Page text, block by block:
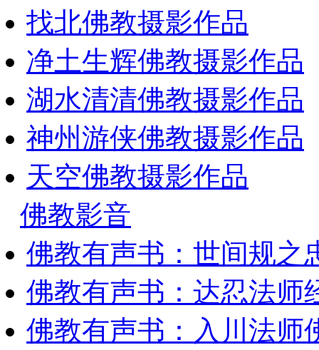
找北佛教摄影作品
净土生辉佛教摄影作品
湖水清清佛教摄影作品
神州游侠佛教摄影作品
天空佛教摄影作品
佛教影音
佛教有声书：世间规
佛教有声书：达忍法师
佛教有声书：入川法师